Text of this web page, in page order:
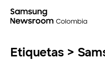
Etiquetas >